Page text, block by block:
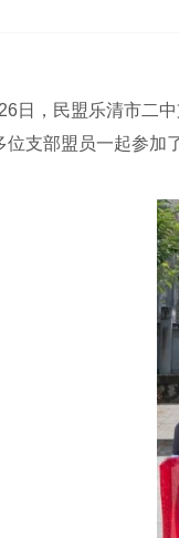
，民盟乐清市二中支
位支部盟员一起参加